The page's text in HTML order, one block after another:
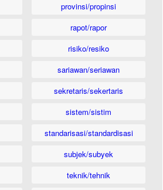
provinsi/propinsi
rapot/rapor
risiko/resiko
sariawan/seriawan
sekretaris/sekertaris
sistem/sistim
standarisasi/standardisasi
subjek/subyek
teknik/tehnik